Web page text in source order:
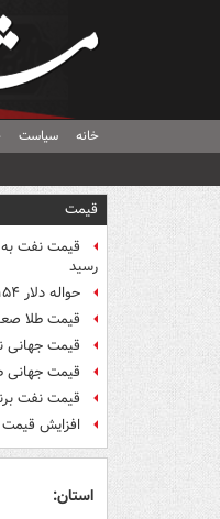
خانه سیاست
قیمت
رسید
حواله دلار ۱۵۴ هزار و ۴۵۱ تومان شد
قیمت طلا
قیمت جهانی نفت
قیمت جهانی طلا
قیمت نفت برنت به ۷۹
افزایش قیمت
استان: